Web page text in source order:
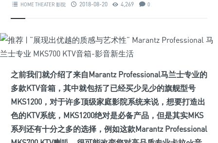
HOME THEATER 影院 2018-08-20 4,269 0
之前我们就介绍了来自Marantz Professional马兰士专业的
多款KTV音箱，其中就包括了已经买少见少的旗舰型号
MKS1200，对于许多顶级家庭影院系统来说，想要打造出
色的KTV系统，MKS1200绝对是必备产品，但是其实MKS
系列还有十分之多的选择，例如这款Marantz Professional